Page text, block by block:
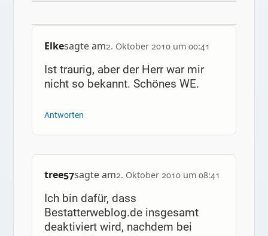
Elkesagte am2. Oktober 2010 um 00:41
Ist traurig, aber der Herr war mir
nicht so bekannt. Schönes WE.
Antworten
tree57sagte am2. Oktober 2010 um 08:41
Ich bin dafür, dass
Bestatterweblog.de insgesamt
deaktiviert wird, nachdem bei